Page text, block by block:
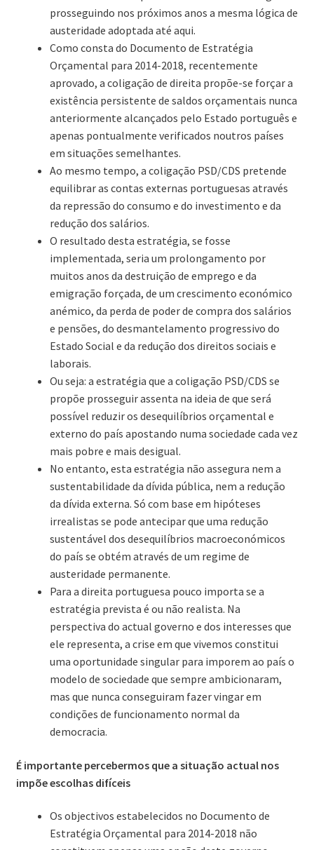
prosseguindo nos próximos anos a mesma lógica de
austeridade adoptada até aqui.
Como consta do Documento de Estratégia
Orçamental para 2014-2018, recentemente
aprovado, a coligação de direita propõe-se forçar a
existência persistente de saldos orçamentais nunca
anteriormente alcançados pelo Estado português e
apenas pontualmente verificados noutros países
em situações semelhantes.
Ao mesmo tempo, a coligação PSD/CDS pretende
equilibrar as contas externas portuguesas através
da repressão do consumo e do investimento e da
redução dos salários.
O resultado desta estratégia, se fosse
implementada, seria um prolongamento por
muitos anos da destruição de emprego e da
emigração forçada, de um crescimento económico
anémico, da perda de poder de compra dos salários
e pensões, do desmantelamento progressivo do
Estado Social e da redução dos direitos sociais e
laborais.
Ou seja: a estratégia que a coligação PSD/CDS se
propõe prosseguir assenta na ideia de que será
possível reduzir os desequilíbrios orçamental e
externo do país apostando numa sociedade cada vez
mais pobre e mais desigual.
No entanto, esta estratégia não assegura nem a
sustentabilidade da dívida pública, nem a redução
da dívida externa. Só com base em hipóteses
irrealistas se pode antecipar que uma redução
sustentável dos desequilíbrios macroeconómicos
do país se obtém através de um regime de
austeridade permanente.
Para a direita portuguesa pouco importa se a
estratégia prevista é ou não realista. Na
perspectiva do actual governo e dos interesses que
ele representa, a crise em que vivemos constitui
uma oportunidade singular para imporem ao país o
modelo de sociedade que sempre ambicionaram,
mas que nunca conseguiram fazer vingar em
condições de funcionamento normal da
democracia.
É importante percebermos que a situação actual nos
impõe escolhas difíceis
Os objectivos estabelecidos no Documento de
Estratégia Orçamental para 2014-2018 não